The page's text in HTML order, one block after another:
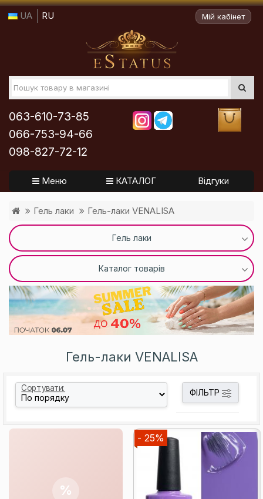
UA RU Мій кабінет
063-610-73-85
066-753-94-66
098-827-72-12
Меню КАТАЛОГ Відгуки
Гель лаки Гель-лаки VENALISA
Гель лаки
Каталог товарів
Гель-лаки VENALISA
Сортувати: ФІЛЬТР
%
- 25%